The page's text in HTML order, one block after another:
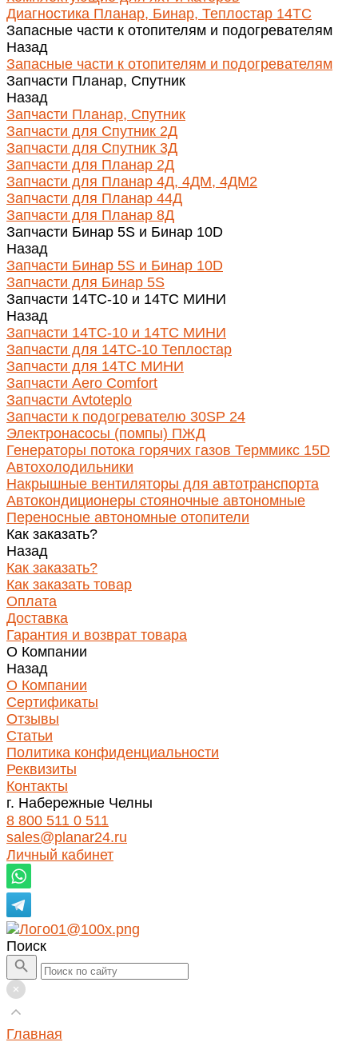
Диагностика Планар, Бинар, Теплостар 14ТС
Запасные части к отопителям и подогревателям
Назад
Запасные части к отопителям и подогревателям
Запчасти Планар, Спутник
Назад
Запчасти Планар, Спутник
Запчасти для Спутник 2Д
Запчасти для Спутник 3Д
Запчасти для Планар 2Д
Запчасти для Планар 4Д, 4ДМ, 4ДМ2
Запчасти для Планар 44Д
Запчасти для Планар 8Д
Запчасти Бинар 5S и Бинар 10D
Назад
Запчасти Бинар 5S и Бинар 10D
Запчасти для Бинар 5S
Запчасти 14ТС-10 и 14ТС МИНИ
Назад
Запчасти 14ТС-10 и 14ТС МИНИ
Запчасти для 14ТС-10 Теплостар
Запчасти для 14ТС МИНИ
Запчасти Aero Comfort
Запчасти Avtoteplo
Запчасти к подогревателю 30SP 24
Электронасосы (помпы) ПЖД
Генераторы потока горячих газов Терммикс 15D
Автохолодильники
Накрышные вентиляторы для автотранспорта
Автокондиционеры стояночные автономные
Переносные автономные отопители
Как заказать?
Назад
Как заказать?
Как заказать товар
Оплата
Доставка
Гарантия и возврат товара
О Компании
Назад
О Компании
Сертификаты
Отзывы
Статьи
Политика конфиденциальности
Реквизиты
Контакты
г. Набережные Челны
8 800 511 0 511
sales@planar24.ru
Личный кабинет
Поиск
Главная